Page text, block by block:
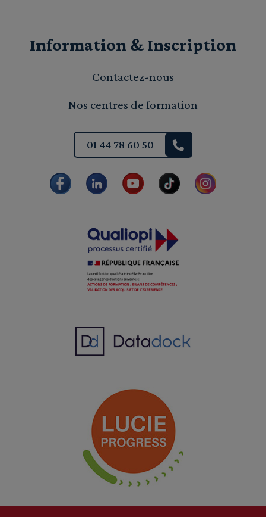
Information & Inscription
Contactez-nous
Nos centres de formation
01 44 78 60 50